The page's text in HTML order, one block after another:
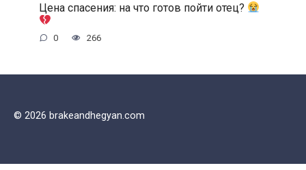
Цена спасения: на что готов пойти отец?
0 266
© 2026 brakeandhegyan.com